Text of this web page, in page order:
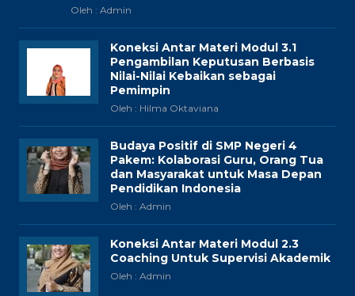
Oleh : Admin
Koneksi Antar Materi Modul 3.1
Pengambilan Keputusan Berbasis
Nilai-Nilai Kebaikan sebagai
Pemimpin
Oleh : Hilma Oktaviana
Budaya Positif di SMP Negeri 4
Pakem: Kolaborasi Guru, Orang Tua
dan Masyarakat untuk Masa Depan
Pendidikan Indonesia
Oleh : Admin
Koneksi Antar Materi Modul 2.3
Coaching Untuk Supervisi Akademik
Oleh : Admin